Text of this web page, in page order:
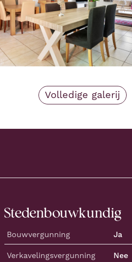
Volledige galerij
Stedenbouwkundig
Bouwvergunning Ja
Verkavelingsvergunning Nee